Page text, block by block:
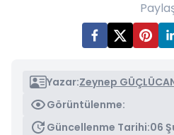
Yazar:Zeynep
Görüntülenme:
Güncellenme Tarihi:06